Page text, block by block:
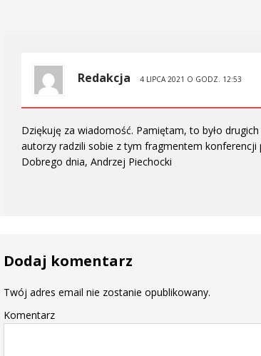
Redakcja 4 LIPCA 2021 O GODZ. 12:53
Dziękuję za wiadomość. Pamiętam, to było
autorzy radzili sobie z tym fragmentem konferencji
Dobrego dnia, Andrzej Piechocki
Dodaj komentarz
Twój adres email nie zostanie opublikowany.
Komentarz